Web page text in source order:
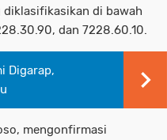
diklasifikasikan di bawah
dan 7228.60.10.
Digarap,
mengonfirmasi